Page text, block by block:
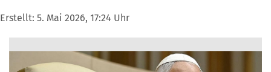
Erstellt: 5. Mai 2026, 17:24 Uhr